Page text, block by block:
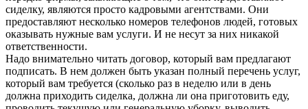
сиделку, являются просто кадровыми агентствами. Они
предоставляют несколько номеров телефонов людей, готовых
оказывать нужные вам услуги. И не несут за них никакой
ответственности.
Надо внимательно читать договор, который вам предлагают
подписать. В нем должен быть указан полный перечень услуг,
который вам требуется (сколько раз в неделю или в день
должна приходить сиделка, должна ли она приготовить еду,